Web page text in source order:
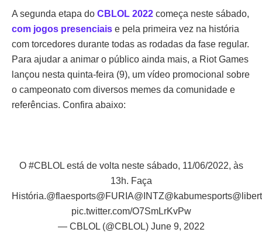
A segunda etapa do CBLOL 2022 começa neste sábado,
com jogos presenciais e pela primeira vez na história
com torcedores durante todas as rodadas da fase regular.
Para ajudar a animar o público ainda mais, a Riot Games
lançou nesta quinta-feira (9), um vídeo promocional sobre
o campeonato com diversos memes da comunidade e
referências. Confira abaixo:
O #CBLOLestá de volta neste sábado, 11/06/2022, às
13h. Faça
História.@flaesports@FURIA@INTZ@kabumesports
pic.twitter.com/O7SmLrKvPw
— CBLOL (@CBLOL) June 9, 2022